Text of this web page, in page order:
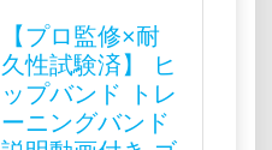
【プロ監修×耐
久性試験済】 ヒ
ップバンド トレ
ーニングバンド